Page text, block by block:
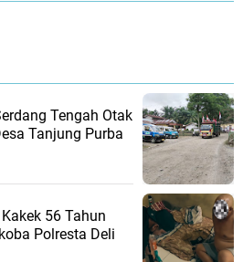
Tengah Otak
Tanjung Purba
56 Tahun
Polresta Deli